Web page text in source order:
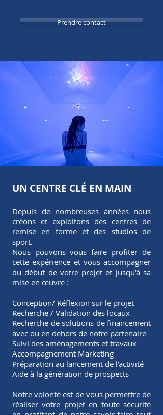
Prendre contact
UN CENTRE CLÉ EN MAIN
Depuis de nombreuses années nous
créons et exploitons des centres de
remise en forme et des studios de
sport.
Nous pouvons vous faire profiter de
cette expérience et vous accompagner
du début de votre projet et jusqu’à sa
mise en œuvre :
Conception/ Réflexion sur le projet
Recherche / Validation des locaux
Recherche de solutions de financement
avec ou en dehors de notre partenaire
Suivi des aménagements et travaux
Accompagnement Marketing
Préparation au lancement de l’activité
Aide à la génération de prospects
Notre volonté est de vous permettre de
réaliser votre projet en toute sécurité